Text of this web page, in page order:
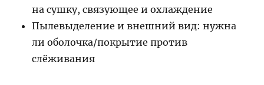
на сушку, связующее и охлаждение
Пылевыделение и внешний вид: нужна
ли оболочка/покрытие против
слёживания